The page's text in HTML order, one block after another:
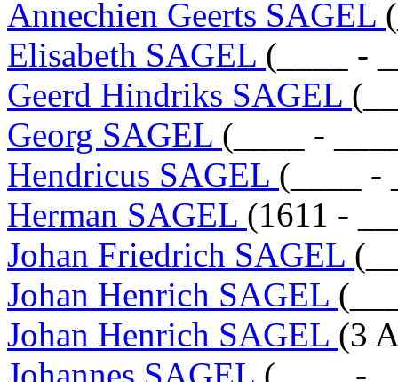
Annechien Geerts SAGEL
Elisabeth SAGEL (____ -
Geerd Hindriks SAGEL
Georg SAGEL (____ -
Hendricus SAGEL (____ -
Herman SAGEL (1611 -
Johan Friedrich SAGEL
Johan Henrich SAGEL
Johan Henrich SAGEL (3